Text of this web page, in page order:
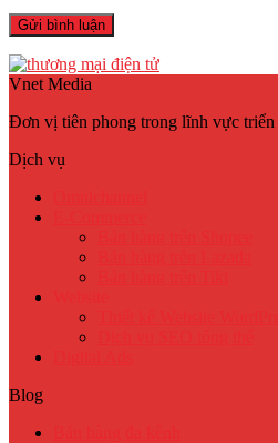
Vnet Media
Đơn vị tiên phong trong lĩnh vực triển
Dịch vụ
Blog